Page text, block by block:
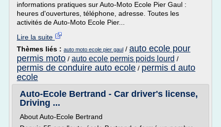
informations pratiques sur Auto-Moto Ecole Pier Gaul :
heures d'ouvertures, téléphone, adresse. Toutes les
activités de Auto-Moto Ecole Pier...
Lire la suite
Thèmes liés : auto moto ecole pier gaul / auto ecole pour
permis moto / auto ecole permis poids lourd /
permis de conduire auto ecole / permis d auto
ecole
Auto-Ecole Bertrand - Car driver's license,
Driving ...
About Auto-Ecole Bertrand